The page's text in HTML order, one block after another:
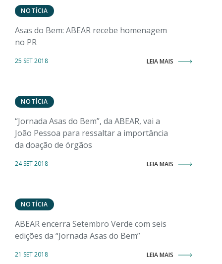
NOTÍCIA
Asas do Bem: ABEAR recebe homenagem
no PR
25 SET 2018 LEIA MAIS
NOTÍCIA
“Jornada Asas do Bem”, da ABEAR, vai a
João Pessoa para ressaltar a importância
da doação de órgãos
24 SET 2018 LEIA MAIS
NOTÍCIA
ABEAR encerra Setembro Verde com seis
edições da “Jornada Asas do Bem”
21 SET 2018 LEIA MAIS